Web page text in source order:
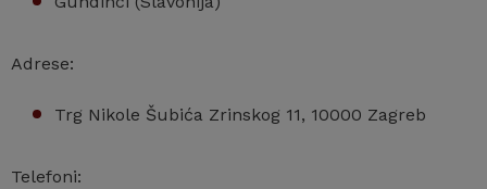
Adrese:
Trg Nikole Šubića Zrinskog 11, 10000 Zagreb
Telefoni: